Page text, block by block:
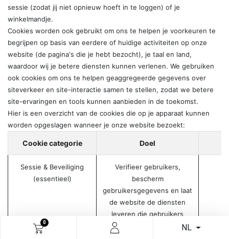
0
NL
sessie (zodat jij niet opnieuw hoeft in te loggen) of je
winkelmandje.
Cookies worden ook gebruikt om ons te helpen je voorkeuren te
begrijpen op basis van eerdere of huidige activiteiten op onze
website (de pagina's die je hebt bezocht), je taal en land,
waardoor wij je betere diensten kunnen verlenen. We gebruiken
ook cookies om ons te helpen geaggregeerde gegevens over
siteverkeer en site-interactie samen te stellen, zodat we betere
site-ervaringen en tools kunnen aanbieden in de toekomst.
Hier is een overzicht van de cookies die op je apparaat kunnen
worden opgeslagen wanneer je onze website bezoekt:
Cookie categorie Doel
Sessie & Beveiliging
(essentieel)
Verifieer gebruikers,
bescherm
gebruikersgegevens en laat
de website de diensten
leveren die gebruikers
verwachten, zoals het